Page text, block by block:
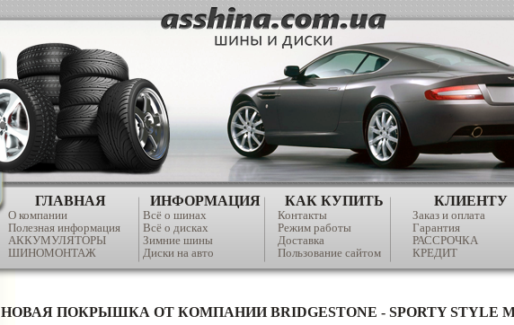
ГЛАВНАЯ
О компании
Полезная информация
АККУМУЛЯТОРЫ
ШИНОМОНТАЖ
ИНФОРМАЦИЯ
Всё о шинах
Всё о дисках
Зимние шины
Диски на авто
КАК КУПИТЬ
Контакты
Режим работы
Доставка
Пользование сайтом
КЛИЕНТУ
Заказ и оплата
Гарантия
РАССРОЧКА
КРЕДИТ
НОВАЯ ПОКРЫШКА ОТ КОМПАНИИ BRIDGESTONE - SPORTY STYLE